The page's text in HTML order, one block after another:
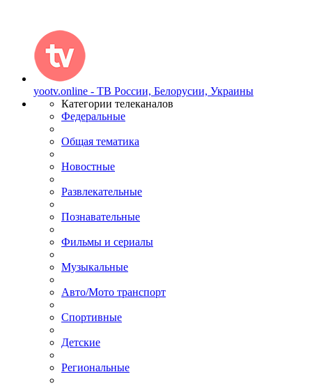
yootv.online - ТВ России, Белорусии, Украины
Категории телеканалов
Федеральные
Общая тематика
Новостные
Развлекательные
Познавательные
Фильмы и сериалы
Музыкальные
Авто/Мото транспорт
Спортивные
Детские
Региональные